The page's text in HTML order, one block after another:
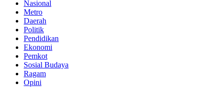
Nasional
Metro
Daerah
Politik
Pendidikan
Ekonomi
Pemkot
Sosial Budaya
Ragam
Opini